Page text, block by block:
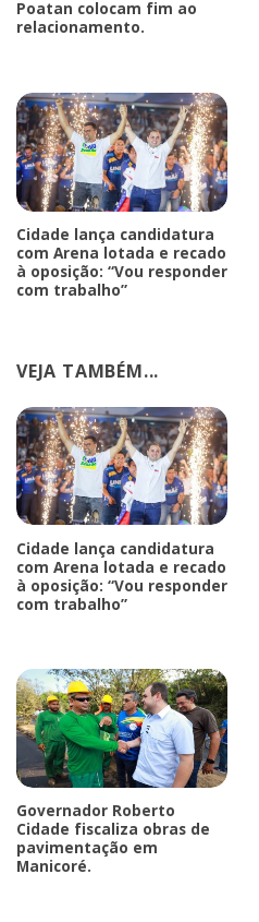
Poatan colocam fim ao
relacionamento.
Cidade lança candidatura
com Arena lotada e recado
à oposição: “Vou responder
com trabalho”
VEJA TAMBÉM...
Cidade lança candidatura
com Arena lotada e recado
à oposição: “Vou responder
com trabalho”
Governador Roberto
Cidade fiscaliza obras de
pavimentação em
Manicoré.